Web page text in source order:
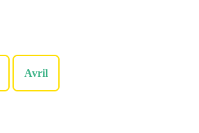
Avril